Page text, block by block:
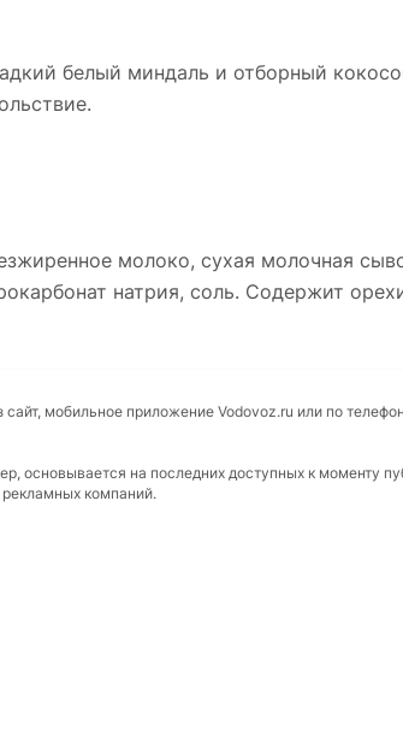
белый миндаль и отборный
молоко, сухая молочная
натрия, соль. Содержит
мобильное приложение Vodovoz.ru или по
основывается на последних доступных к моменту
рекламных компаний.